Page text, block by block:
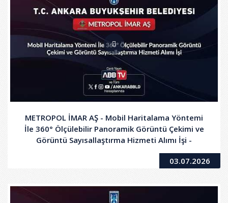
METROPOL İMAR AŞ - Mobil Haritalama Yöntemi
İle 360° Ölçülebilir Panoramik Görüntü Çekimi ve
Görüntü Sayısallaştırma Hizmeti Alımı İşi -
03.07.2026